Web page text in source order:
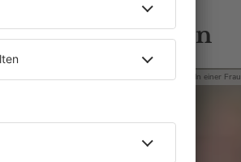
Gästen
Mit den Waffeln einer Frau